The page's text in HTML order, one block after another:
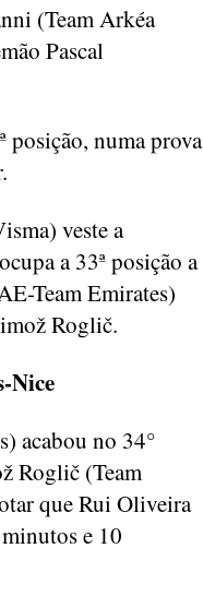
(Team Arkéa
Pascal
numa prova
veste a
a 33ª posição a
Team Emirates)
Roglič.
Nice
acabou no 34°
Roglič (Team
que Rui Oliveira
e 10